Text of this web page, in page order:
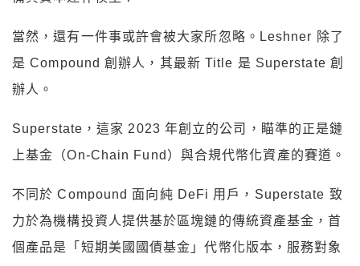
當然，還有一件事或許會被大家所忽略。Leshner 除了
是 Compound 創辦人，其最新 Title 是 Superstate 創
辦人。
Superstate，這家 2023 年創立的公司，瞄準的正是鏈
上基金（On-Chain Fund）與合規代幣化資產的賽道。
不同於 Compound 面向純 DeFi 用戶，Superstate 致
力於為機構投資人提供基於區塊鏈的傳統資產基金，首
個產品是「短期美國國債基金」代幣化版本，服務對象